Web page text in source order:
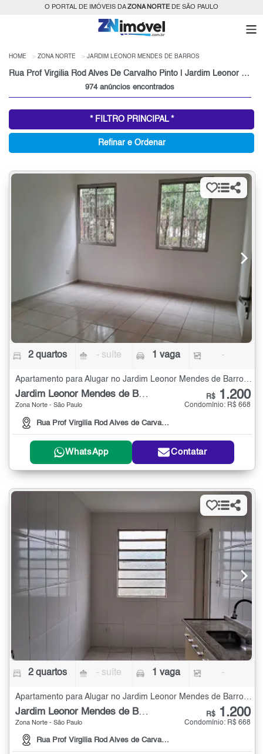
O PORTAL DE IMÓVEIS DAZONA NORTEDE SÃO PAULO
HOME ZONA NORTE JARDIM LEONOR MENDES DE BARROS
Rua Prof Virgilia Rod Alves De Carvalho Pinto | Jardim Leonor Mendes de Barros | São Paulo
974 anúncios encontrados
* FILTRO PRINCIPAL *
Refinar e Ordenar
2 quartos - suíte 1 vaga -
Apartamento para Alugar no Jardim Leonor Mendes de Barros com 2 quartos
Jardim Leonor Mendes de Barros
Zona Norte - São Paulo
Rua Prof Virgilia Rod Alves de Carvalho Pinto, 69
R$ 1.200
Condomínio: R$ 668
WhatsApp Contatar
2 quartos - suíte 1 vaga -
Jardim Leonor Mendes de Barros
Zona Norte - São Paulo
Rua Prof Virgilia Rod Alves de Carvalho Pinto , 69
R$ 1.200
Condomínio: R$ 668